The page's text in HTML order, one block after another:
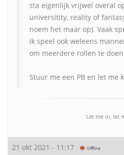
sta eigenlijk vrijwel overal
universitity, reality of
noem het maar op). Vaak
ik speel ook weleens
om meerdere rollen te
Stuur me een PB en let me
Let me in, let
21 okt 2021 - 11:17